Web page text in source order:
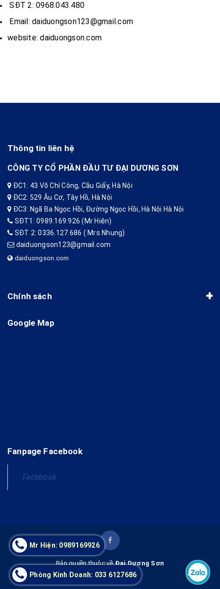
SĐT 2: 0968.043.480
Email: daiduongson123@gmail.com
website: daiduongson.com
Thông tin liên hệ
CÔNG TY CỔ PHẦN ĐẦU TƯ ĐẠI DƯƠNG SƠN
ĐC1: 43 Võ Chí Công, Cầu Giấy, Hà Nội
ĐC2: 529 Âu Cơ, Tây Hồ, Hà Nội
ĐC3: Ngã Ba Ngọc Hồi, Đường Ngọc Hồi, Hà Nội Hà Nội
SĐT1: 0989.169.926 (Mr Hiện)
SĐT 2: 0336.127.686 ( Mrs Nhung)
daiduongson123@gmail.com
daiduongson.com
Chính sách
Google Map
Fanpage Facebook
Facebook
Bản quyền thuộc vềĐại Dương Sơn
Cung cấp bởiSapo
Phòng Kinh Doanh: 033 6127686
Mr Hiện: 0989169926